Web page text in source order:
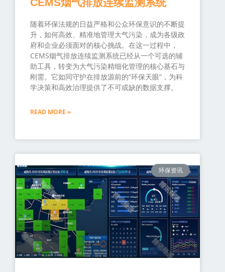
随着环保法规的日益严格和公众环保意识的不断提
升，如何高效、精准地管理大气污染，成为各级政
府和企业必须面对的核心挑战。在这一过程中，
CEMS烟气排放连续监测系统已经从一个可选的辅
助工具，转变为大气污染精细化管理的核心基石与
刚需。它如同守护在排放源前的“环保天眼”，为科
学决策和高效治理提供了不可或缺的数据支撑。
READ MORE »
环保资讯